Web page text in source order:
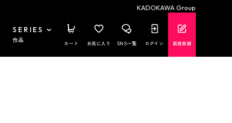
KADOKAWA Group
SERIES
作品 カート お気に入り SNS一覧 ログイン 新規登録